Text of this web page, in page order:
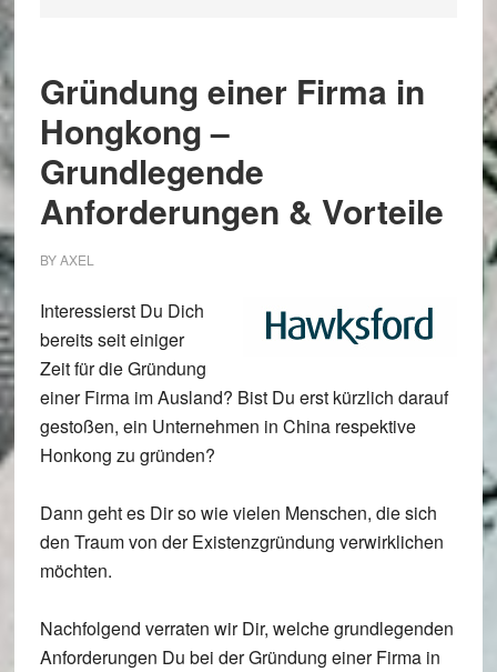
Gründung einer Firma in
Hongkong –
Grundlegende
Anforderungen & Vorteile
BYAXEL
Interessierst Du Dich
bereits seit einiger
Zeit für die Gründung
einer Firma im Ausland? Bist Du erst kürzlich darauf
gestoßen, ein Unternehmen in China respektive
Honkong zu gründen?
Dann geht es Dir so wie vielen Menschen, die sich
den Traum von der Existenzgründung verwirklichen
möchten.
Nachfolgend verraten wir Dir, welche grundlegenden
Anforderungen Du bei der Gründung einer Firma in